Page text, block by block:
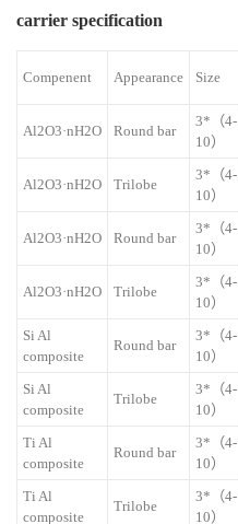
carrier specification
Compenent Appearance Size
Al2O3·nH2O Round bar
3*（4-
10）
Al2O3·nH2O Trilobe
3*（4-
10）
Al2O3·nH2O Round bar
3*（4-
10）
Al2O3·nH2O Trilobe
3*（4-
10）
Si Al
composite
Round bar
3*（4-
10）
Si Al
composite
Trilobe
3*（4-
10）
Ti Al
composite
Round bar
3*（4-
10）
Ti Al
composite
Trilobe
3*（4-
10）